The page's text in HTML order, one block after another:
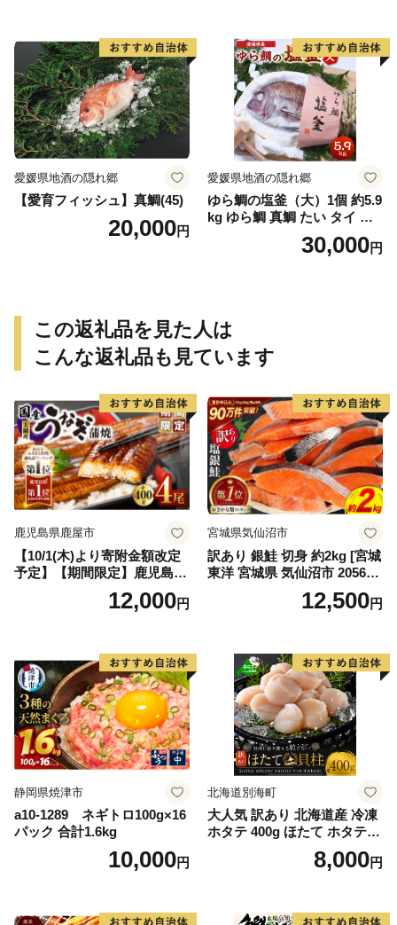
愛媛県地酒の隠れ郷
【愛育フィッシュ】真鯛(45)
20,000円
愛媛県地酒の隠れ郷
ゆら鯛の塩釜（大）1個 約5.9
kg ゆら鯛 真鯛 たい タイ 鯛
塩釜焼き 塩釜 魚 魚介類 海鮮
祝い事 お祝い ハレの日 食品
30,000円
この返礼品を見た人は
こんな返礼品も見ています
鹿児島県鹿屋市
【10/1(木)より寄附金額改定
予定】【期間限定】鹿児島県
大隅産うなぎ蒲焼4尾（400
g） KN007-02312,000円
宮城県気仙沼市
訳あり 銀鮭 切身 約2kg [宮城
東洋 宮城県 気仙沼市 205649
91] 鮭 魚介類 海鮮 訳アリ 規
格外 不揃い さけ サケ 鮭切身
切り身 魚 わけあり
12,500円
静岡県焼津市
a10-1289 ネギトロ100g×16
パック 合計1.6kg
10,000円
北海道別海町
大人気 訳あり 北海道産 冷凍
ホタテ 400g ほたて ホタテ
8,000円